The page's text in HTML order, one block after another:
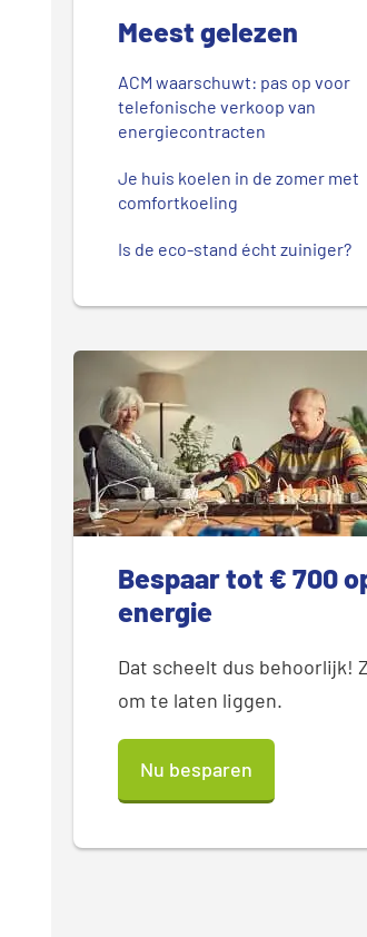
Meest gelezen
ACM waarschuwt: pas op voor
telefonische verkoop van
energiecontracten
Je huis koelen in de zomer met
comfortkoeling
Is de eco-stand écht zuiniger?
Bespaar tot € 700
energie
Dat scheelt dus behoorlijk!
om te laten liggen.
Nu besparen